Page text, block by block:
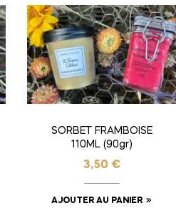
SORBET FRAMBOISE
110ML (90gr)
3,50 €
AJOUTER AU PANIER